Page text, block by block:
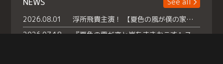
2026.08.01
浮所飛貴主演！ 【夏色の風が僕の家にやってきた】 本日よりテラサで独占配信スタート！
2026.07.18
『夏色の雲が恋と嵐をまきおこす』スペシャルメイキング 【Part1】2026年７月18日（土）23時30分～配信スタート！話題のシーンの裏側を大公開！豪華キャスト大集合！ 『武宮家 真夏の家族会議』開催！